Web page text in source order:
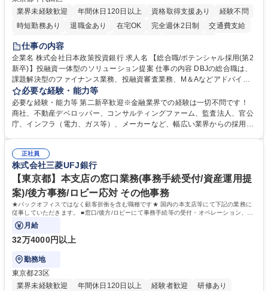
業界未経験歓迎
年間休日120日以上 資格取得支援あり
経験不問
時短勤務あり
退職金あり 在宅OK 完全週休2日制
交通費支給
駅近5分以内
食事補助あり
託児所あり
仕事の内容
企業名 株式会社日本政策投資銀行 求人名 【総合職/ポテンシャル採用(第2
新卒)】投融資一体型のソリューション提案 仕事の内容 DBJの総合職は、
課題解決型のファイナンス業務、投融資審査業務、M＆Aなどアドバイザ
リー業務、地域戦略企画業務など、多様な業務に精通し、複数の専門性を
掛け合わせて広く社会に貢献していく職種です。 入社後は、横断的なロー
テーションを経て適性や専門性に応じたキャリアを形成していただきま
す。総合職として入社いただき、下記いずれかの部門でご活躍いただきま
ート・ナレッジ業務 ※それぞれの業務内容に関しては、別途その他労働条
件備考欄に記載 募集職種 【総合職/ポテンシャル採用(第2新卒)】投融資一
体型のソリューション提案
必要な経験・能力等
必要な経験・能力等 第二新卒歓迎※金融業界での経験は一切不問です！
商社、不動産デベロッパー、コンサルティングファーム、監査法人、官公
庁、インフラ（電力、ガス等）、メーカーなど、幅広い業界からの採用実
く高い志を併せもった人材を求めています。ポテンシャル採用（第2新
卒）では、金融業界での経験や知識を問いません。新たな時代を見据え
て、複雑化する社会課題の解決に向けて先鞭をつける役割を担いたい、と
いう気概をお持ちの方を心待ちにしています。 学歴・資格 学歴：大学院
大学 語学力： 資格：
正社員
株式会社三菱UFJ銀行
【東京都】本支店の窓口業務(事務手続受付/資産運用提
案)/後方事務/ロビー応対 その他事務
★バックオフィスではなく顧客折衝を含む職種です★ 国内の本支店等にて下記の業務に
従事していただきます。 ■窓口/後方/ロビーにて事務手続等の受付・オペレーション、お
客様対応
月給
32万4000円以上
勤務地
東京都23区
業界未経験歓迎
年間休日120日以上 経験者歓迎
研修あり